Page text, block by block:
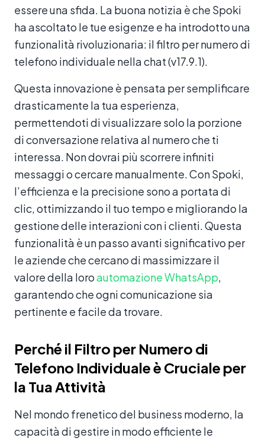
essere una sfida. La buona notizia è che Spoki
ha ascoltato le tue esigenze e ha introdotto una
funzionalità rivoluzionaria: il filtro per numero di
telefono individuale nella chat (v17.9.1).
Questa innovazione è pensata per semplificare
drasticamente la tua esperienza,
permettendoti di visualizzare solo la porzione
di conversazione relativa al numero che ti
interessa. Non dovrai più scorrere infiniti
messaggi o cercare manualmente. Con Spoki,
l’efficienza e la precisione sono a portata di
clic, ottimizzando il tuo tempo e migliorando la
gestione delle interazioni con i clienti. Questa
funzionalità è un passo avanti significativo per
le aziende che cercano di massimizzare il
valore della loroautomazione WhatsApp,
garantendo che ogni comunicazione sia
pertinente e facile da trovare.
Perché il Filtro per Numero di
Telefono Individuale è Cruciale per
la Tua Attività
Nel mondo frenetico del business moderno, la
capacità di gestire in modo efficiente le